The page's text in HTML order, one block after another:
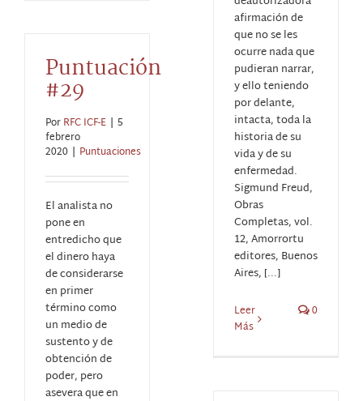
afirmación de
que no se les
ocurre nada que
pudieran narrar,
y ello teniendo
por delante,
intacta, toda la
historia de su
vida y de su
enfermedad.
Sigmund Freud,
Obras
Completas, vol.
12, Amorrortu
editores, Buenos
Aires, [...]
Leer
Más
0
Puntuación
#29
PorRFC ICF-E | 5
febrero
2020 | Puntuaciones
El analista no
pone en
entredicho que
el dinero haya
de considerarse
en primer
término como
un medio de
sustento y de
obtención de
poder, pero
asevera que en